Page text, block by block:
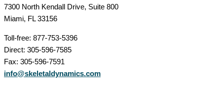
7300 North Kendall Drive, Suite 800
Miami, FL 33156
Toll-free: 877-753-5396
Direct: 305-596-7585
Fax: 305-596-7591
info@skeletaldynamics.com